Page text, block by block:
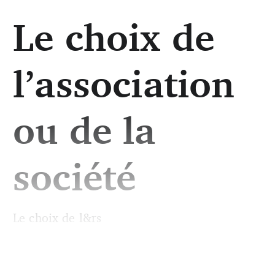
Le choix de
l’association
ou de la
société
Le choix de l&rs